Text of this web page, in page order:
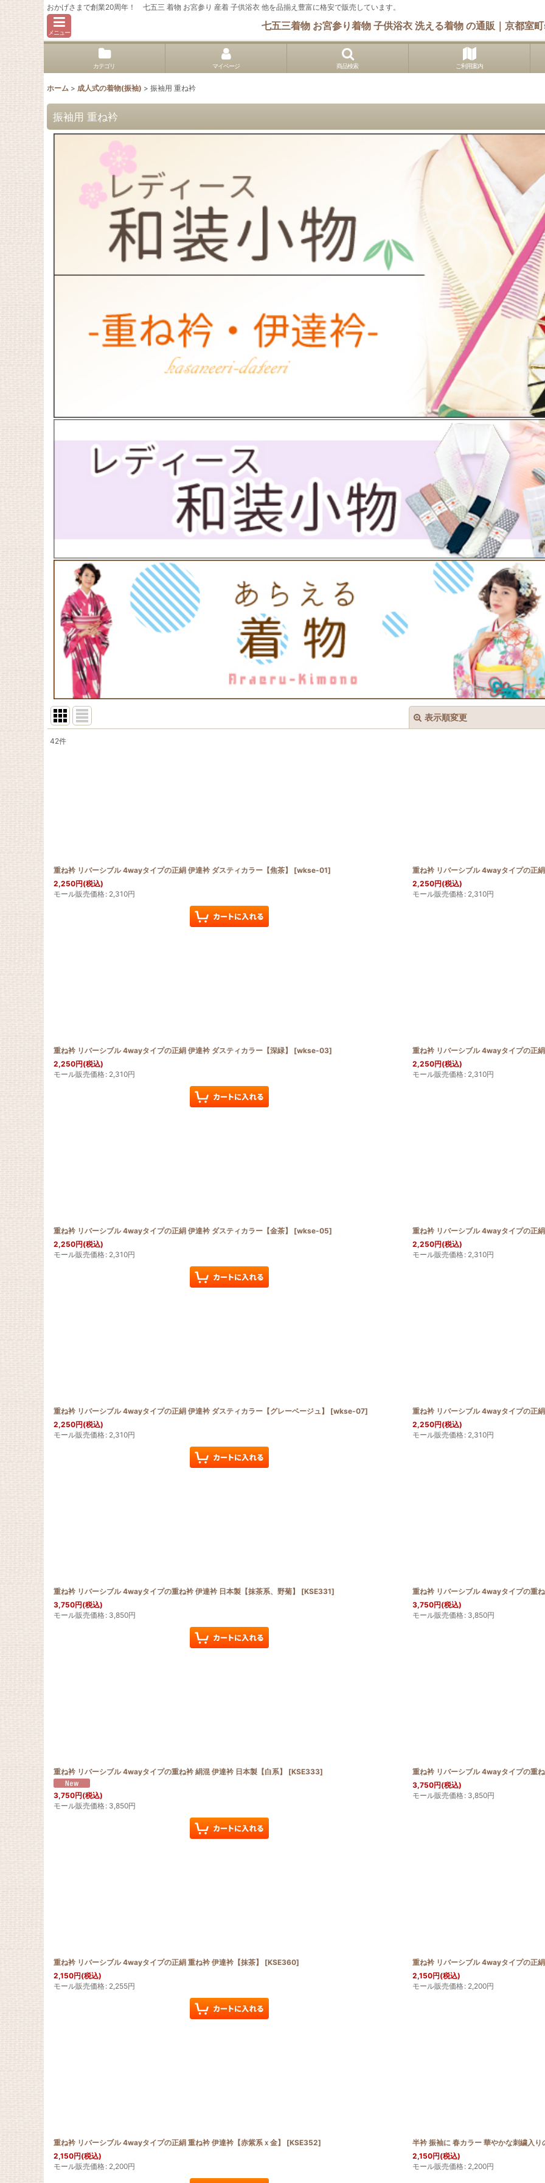
おかげさまで創業20周年！ 七五三 着物 お宮参り 産着 子供浴衣 他を品揃え豊富に格安で販売しています。
メニュー
七五三着物 お宮参り着物 子供浴衣 洗える着物 の通販｜京都室
カテゴリ マイページ 商品検索 ご利用案内
ホーム > 成人式の着物(振袖) > 振袖用 重ね衿
振袖用 重ね衿
表示順変更
42件
重ね衿 リバーシブル 4wayタイプの正絹 伊達衿 ダスティカラー【焦茶】 [wkse-01]
2,250円(税込)
モール販売価格: 2,310円
重ね衿 リバーシブル 4wayタイプの正
2,250円(税込)
モール販売価格: 2,310円
重ね衿 リバーシブル 4wayタイプの正絹 伊達衿 ダスティカラー【深緑】 [wkse-03]
2,250円(税込)
モール販売価格: 2,310円
重ね衿 リバーシブル 4wayタイプの正
2,250円(税込)
モール販売価格: 2,310円
重ね衿 リバーシブル 4wayタイプの正絹 伊達衿 ダスティカラー【金茶】 [wkse-05]
2,250円(税込)
モール販売価格: 2,310円
重ね衿 リバーシブル 4wayタイプの正
2,250円(税込)
モール販売価格: 2,310円
重ね衿 リバーシブル 4wayタイプの正絹 伊達衿 ダスティカラー【グレーベージュ】 [wkse-07]
2,250円(税込)
モール販売価格: 2,310円
重ね衿 リバーシブル 4wayタイプの正
2,250円(税込)
モール販売価格: 2,310円
重ね衿 リバーシブル 4wayタイプの重ね衿 伊達衿 日本製【抹茶系、野菊】 [KSE331]
3,750円(税込)
モール販売価格: 3,850円
重ね衿 リバーシブル 4wayタイプの重
3,750円(税込)
モール販売価格: 3,850円
重ね衿 リバーシブル 4wayタイプの重ね衿 絹混 伊達衿 日本製【白系】 [KSE333]
3,750円(税込)
モール販売価格: 3,850円
重ね衿 リバーシブル 4wayタイプの重
3,750円(税込)
モール販売価格: 3,850円
重ね衿 リバーシブル 4wayタイプの正絹 重ね衿 伊達衿【抹茶】 [KSE360]
2,150円(税込)
モール販売価格: 2,255円
重ね衿 リバーシブル 4wayタイプの正
2,150円(税込)
モール販売価格: 2,200円
重ね衿 リバーシブル 4wayタイプの正絹 重ね衿 伊達衿【赤紫系ｘ金】 [KSE352]
2,150円(税込)
モール販売価格: 2,200円
半衿 振袖に 春カラー 華やかな刺繍入
2,150円(税込)
モール販売価格: 2,200円